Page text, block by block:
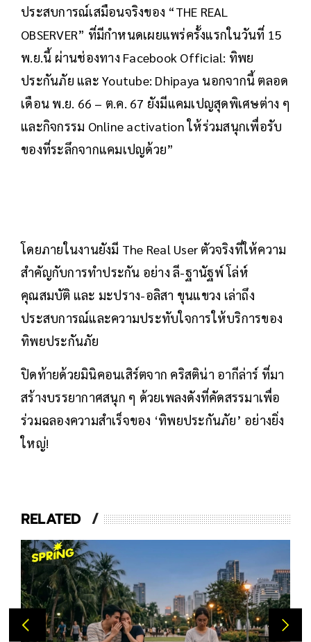
ประสบการณ์เสมือนจริงของ “THE REAL
OBSERVER” ที่มีกำหนดเผยแพร่ครั้งแรกในวันที่ 15
พ.ย.นี้ ผ่านช่องทาง Facebook Official: ทิพย
ประกันภัย และ Youtube: Dhipaya นอกจากนี้ ตลอด
เดือน พ.ย. 66 – ต.ค. 67 ยังมีแคมเปญสุดพิเศษต่าง ๆ
และกิจกรรม Online activation ให้ร่วมสนุกเพื่อรับ
ของที่ระลึกจากแคมเปญด้วย”
โดยภายในงานยังมี The Real User ตัวจริงที่ให้ความ
สำคัญกับการทำประกัน อย่าง ลี-ฐานัฐพ์ โล่ห์
คุณสมบัติ และ มะปราง-อลิสา ขุนแขวง เล่าถึง
ประสบการณ์และความประทับใจการให้บริการของ
ทิพยประกันภัย
ปิดท้ายด้วยมินิคอนเสิร์ตจาก คริสติน่า อากีล่าร์ ที่มา
สร้างบรรยากาศสนุก ๆ ด้วยเพลงดังที่คัดสรรมาเพื่อ
ร่วมฉลองความสำเร็จของ ‘ทิพยประกันภัย’ อย่างยิ่ง
ใหญ่!
RELATED